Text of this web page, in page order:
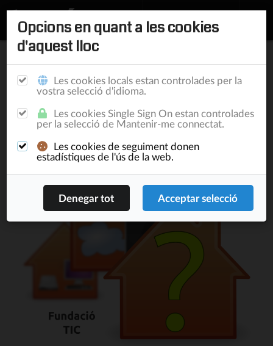
Inici / Documentació /
Fundació i
Imperi
Fundació
Els limits de la
Fundació
Segona Fundació
Opcions en quant a les cookies
d'aquest lloc
Les cookies locals estan controlades per la
vostra selecció d'idioma.
Les cookies Single Sign On estan controlades
per la selecció de Mantenir-me connectat.
Les cookies de seguiment donen
estadístiques de l'ús de la web.